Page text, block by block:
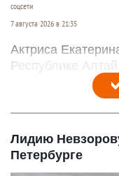
соцсети
7 августа 2026 в 21:35
Актриса
Республике Алтай.
Лидию
Петербурге